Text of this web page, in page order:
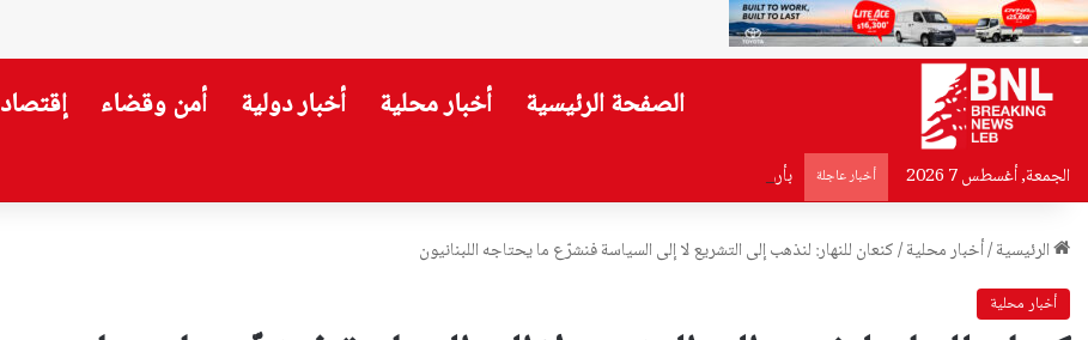
الصفحة الرئيسية أخبار محلية أخبار دولية أمن وقضاء إقتصاد
الجمعة, أغسطس 7 2026 أخبار عاجلة بأرواحنا وأعمارنا… يعقوب: خلف قيادة الشيخ نعيم قاسم حتى النصر
الرئيسية/أخبار محلية/كنعان للنهار: لنذهب إلى التشريع لا إلى السياسة فنشرّع ما يحتاجه اللبنانيون
أخبار محلية